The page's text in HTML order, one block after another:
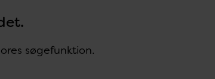
søgefunktion.